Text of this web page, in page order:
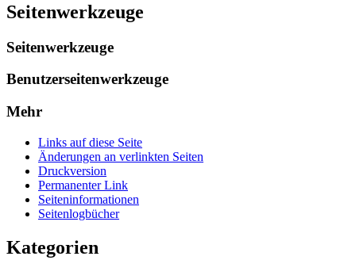
Seitenwerkzeuge
Seitenwerkzeuge
Benutzerseitenwerkzeuge
Mehr
Links auf diese Seite
Änderungen an verlinkten Seiten
Druckversion
Permanenter Link
Seiten­­informationen
Seitenlogbücher
Kategorien